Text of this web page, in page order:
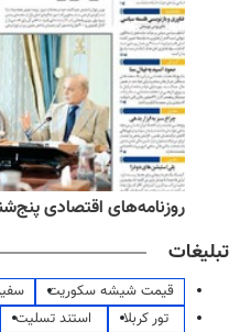
روزنامه‌های اقتصادی پنج‌شنبه ۱۵ مرداد
تبلیغات
قیمت شیشه سکوریت
تور کربلا
استند تسلیت